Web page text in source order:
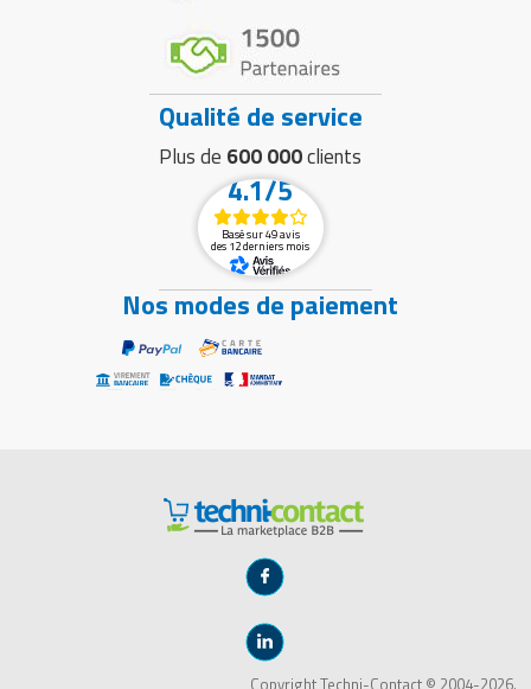
Qualité de service
Plus de 600 000clients
4.1/5
Basé sur 49 avis
des 12 derniers mois
Nos modes de paiement
Copyright Techni-Contact © 2004-2026.